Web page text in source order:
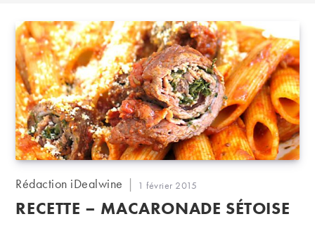
Auteur/autrice
la
Rédaction iDealwine
Publication
1 février 2015
RECETTE – MACARONADE SÉTOISE